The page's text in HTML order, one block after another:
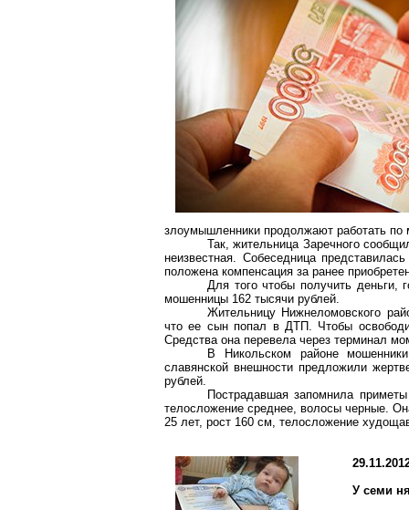
злоумышленники продолжают работать по
Так, жительница Заречного
неизвестная. Собеседница
положена компенсация за ранее
Для того чтобы получить деньги,
мошенницы 162 тысячи рублей.
Жительницу Нижнеломовского
что ее сын попал в ДТП. Чтобы
Средства она перевела через терминал
В Никольском районе
славянской внешности предложили
рублей.
Пострадавшая запомнила
телосложение среднее, волосы черные.
25 лет, рост 160 см, телосложение
У семи